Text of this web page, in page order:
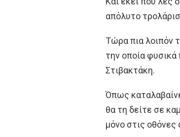
απόλυτο
Τώρα πια λοιπόν
την οποία
Στιβακτάκη.
Όπως
θα τη δείτε σε
μόνο στις οθόνες